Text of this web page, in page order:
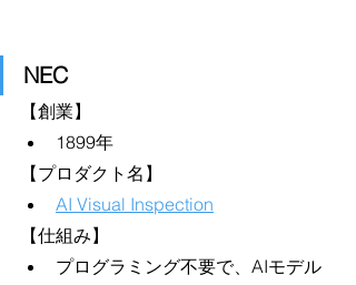
NEC
【創業】
1899年
【プロダクト名】
AI Visual Inspection
【仕組み】
プログラミング不要で、AIモデル